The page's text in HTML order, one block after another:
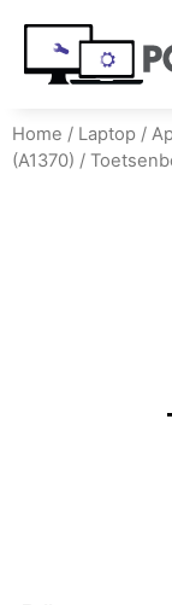
Home / Laptop /
(A1370) /